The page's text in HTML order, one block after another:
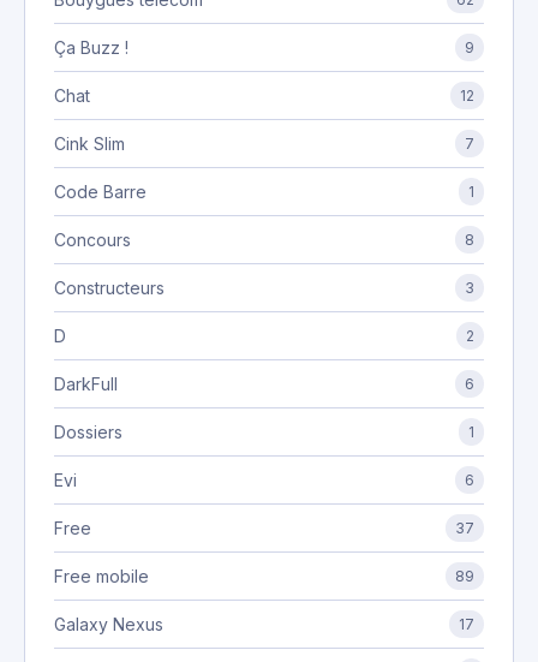
Ça Buzz ! 9
Chat 12
Cink Slim 7
Code Barre 1
Concours 8
Constructeurs 3
D 2
DarkFull 6
Dossiers 1
Evi 6
Free 37
Free mobile 89
Galaxy Nexus 17